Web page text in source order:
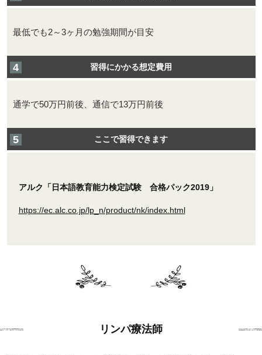
最低でも2～3ヶ月の勉強期間が目安
習得にかかる想定費用
通学で50万円前後、通信で13万円前後
ここで習得できます
アルク「日本語教育能力検定試験 合格パック2019」
https://ec.alc.co.jp/lp_n/product/nk/index.html
リンパ療法師